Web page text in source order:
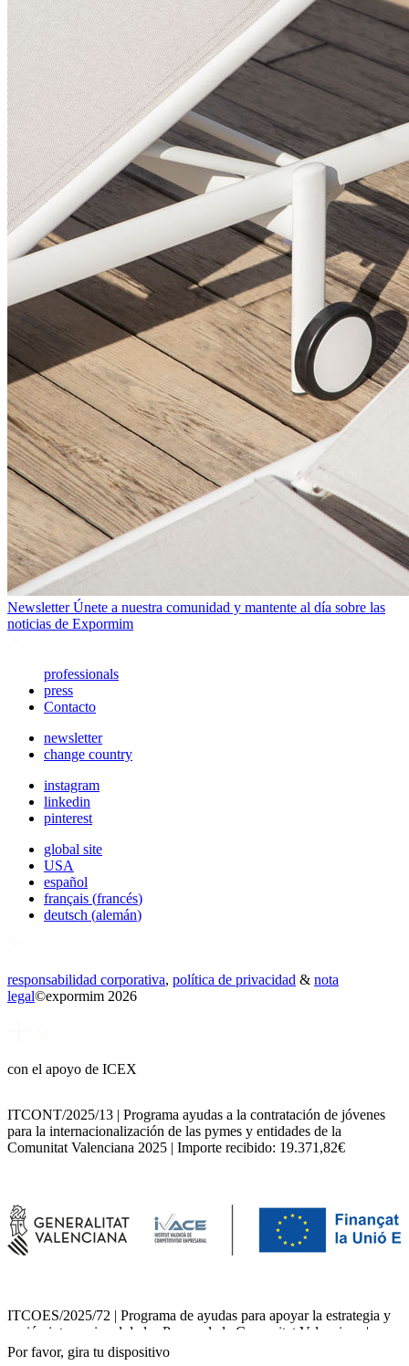
Newsletter Únete a nuestra comunidad y mantente al día sobre las
noticias de Expormim
professionals
press
Contacto
newsletter
change country
instagram
linkedin
pinterest
global site
USA
español
français (francés)
deutsch (alemán)
responsabilidad corporativa, política de privacidad & nota
legal©expormim 2026
con el apoyo de ICEX
ITCONT/2025/13 | Programa ayudas a la contratación de jóvenes
para la internacionalización de las pymes y entidades de la
Comunitat Valenciana 2025 | Importe recibido: 19.371,82€
ITCOES/2025/72 | Programa de ayudas para apoyar la estrategia y
acción internacional de las Pymes de la Comunitat Valenciana |
Importe recibido: 21.600,00€
Por favor, gira tu dispositivo